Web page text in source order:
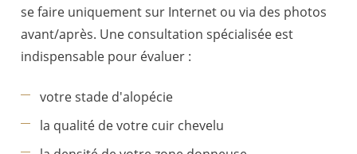
se faire uniquement sur Internet ou via des photos
avant/après. Une consultation spécialisée est
indispensable pour évaluer :
votre stade d'alopécie
la qualité de votre cuir chevelu